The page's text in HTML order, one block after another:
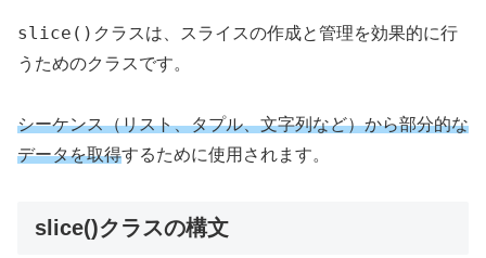
slice() クラスは、スライスの作成と管理を効果的に行
うためのクラスです。
シーケンス（リスト、タプル、文字列など）から部分的な
データを取得するために使用されます。
slice()クラスの構文